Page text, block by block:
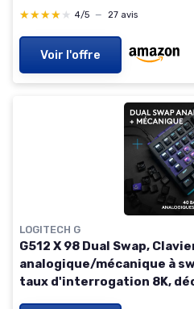
Rapid Trigger, Stream Deck
★★★★★
★★★★★ 4/5 — 27 avis
Voir l'offre
LOGITECH G
G512 X 98 Dual Swap,
analogique/mécanique à
taux d'interrogation 8K,